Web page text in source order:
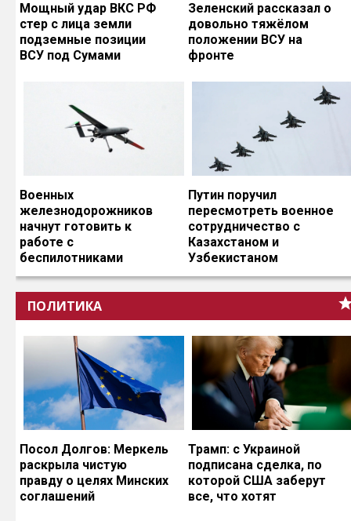
Мощный удар ВКС РФ
стер с лица земли
подземные позиции
ВСУ под Сумами
Зеленский рассказал о
довольно тяжёлом
положении ВСУ на
фронте
Военных
железнодорожников
начнут готовить к
работе с
беспилотниками
Путин поручил
пересмотреть военное
сотрудничество с
Казахстаном и
Узбекистаном
ПОЛИТИКА
Посол Долгов: Меркель
раскрыла чистую
правду о целях Минских
соглашений
Трамп: с Украиной
подписана сделка, по
которой США заберут
все, что хотят